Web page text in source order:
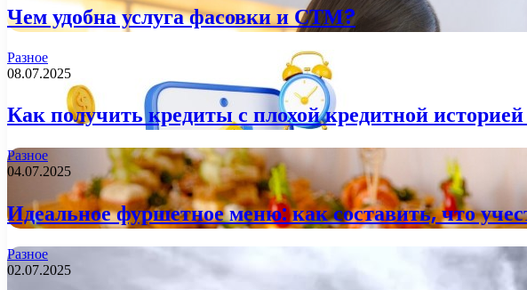
Чем удобна услуга фасовки и СТМ?
Разное
08.07.2025
Как получить кредиты с плохой кредитной
Разное
04.07.2025
Идеальное фуршетное меню: как составить, что
Разное
02.07.2025